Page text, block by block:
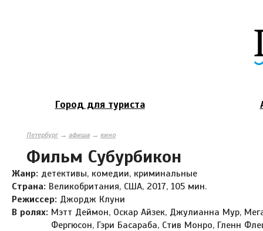
Город для туриста
Петербург→ афиша → кино
Фильм Субурбикон
Жанр: детективы, комедии, криминальные
Страна: Великобритания, США, 2017, 105 мин.
Режиссер: Джордж Клуни
В ролях: Мэтт Деймон, Оскар Айзек, Джулианна Мур,
Фергюсон, Гэри Басараба, Стив Монро, Гленн